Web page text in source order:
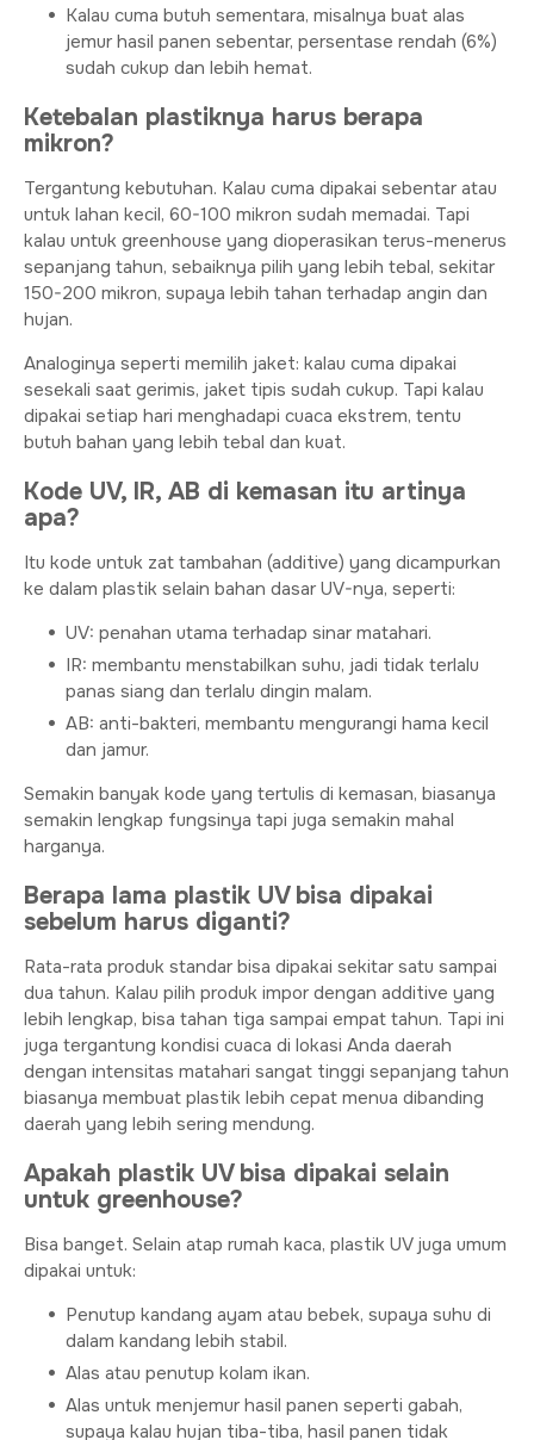
Kalau cuma butuh sementara, misalnya buat alas
jemur hasil panen sebentar, persentase rendah (6%)
sudah cukup dan lebih hemat.
Ketebalan plastiknya harus berapa
mikron?
Tergantung kebutuhan. Kalau cuma dipakai sebentar atau
untuk lahan kecil, 60-100 mikron sudah memadai. Tapi
kalau untuk greenhouse yang dioperasikan terus-menerus
sepanjang tahun, sebaiknya pilih yang lebih tebal, sekitar
150-200 mikron, supaya lebih tahan terhadap angin dan
hujan.
Analoginya seperti memilih jaket: kalau cuma dipakai
sesekali saat gerimis, jaket tipis sudah cukup. Tapi kalau
dipakai setiap hari menghadapi cuaca ekstrem, tentu
butuh bahan yang lebih tebal dan kuat.
Kode UV, IR, AB di kemasan itu artinya
apa?
Itu kode untuk zat tambahan (additive) yang dicampurkan
ke dalam plastik selain bahan dasar UV-nya, seperti:
UV: penahan utama terhadap sinar matahari.
IR: membantu menstabilkan suhu, jadi tidak terlalu
panas siang dan terlalu dingin malam.
AB: anti-bakteri, membantu mengurangi hama kecil
dan jamur.
Semakin banyak kode yang tertulis di kemasan, biasanya
semakin lengkap fungsinya tapi juga semakin mahal
harganya.
Berapa lama plastik UV bisa dipakai
sebelum harus diganti?
Rata-rata produk standar bisa dipakai sekitar satu sampai
dua tahun. Kalau pilih produk impor dengan additive yang
lebih lengkap, bisa tahan tiga sampai empat tahun. Tapi ini
juga tergantung kondisi cuaca di lokasi Anda daerah
dengan intensitas matahari sangat tinggi sepanjang tahun
biasanya membuat plastik lebih cepat menua dibanding
daerah yang lebih sering mendung.
Apakah plastik UV bisa dipakai selain
untuk greenhouse?
Bisa banget. Selain atap rumah kaca, plastik UV juga umum
dipakai untuk:
Penutup kandang ayam atau bebek, supaya suhu di
dalam kandang lebih stabil.
Alas atau penutup kolam ikan.
Alas untuk menjemur hasil panen seperti gabah,
supaya kalau hujan tiba-tiba, hasil panen tidak